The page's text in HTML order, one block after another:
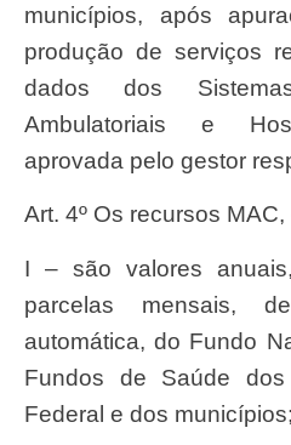
municípios, após
produção de serviços
dados dos
Ambulatoriais e
aprovada pelo gestor
Art. 4º Os recursos
I – são valores anuais, transferidos em 12
parcelas mensais,
automática, do Fundo
Fundos de Saúde
Federal e dos municípios;